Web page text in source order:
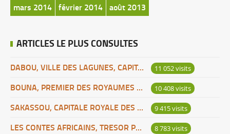
mars 2014 février 2014 août 2013
ARTICLES LE PLUS CONSULTES
DABOU, VILLE DES LAGUNES, CAPITALE DES ADJOUKROU 11 052 visits
BOUNA, PREMIER DES ROYAUMES DE CÔTE D’IVOIRE 10 408 visits
SAKASSOU, CAPITALE ROYALE DES BAOULES 9 415 visits
LES CONTES AFRICAINS, TRESOR POUR L’HUMANITE 8 783 visits